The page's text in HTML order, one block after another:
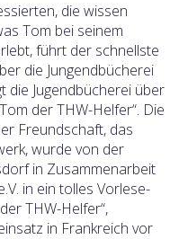
die wissen
Tom bei seinem
führt der schnellste
die Jungendbücherei
die Jugendbücherei über
der THW-Helfer“. Die
Freundschaft, das
wurde von der
in Zusammenarbeit
in ein tolles Vorlese-
THW-Helfer“,
in Frankreich vor